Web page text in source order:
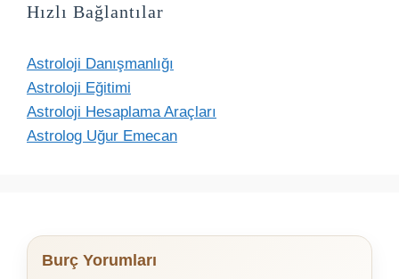
Hızlı Bağlantılar
Astroloji Danışmanlığı
Astroloji Eğitimi
Astroloji Hesaplama Araçları
Astrolog Uğur Emecan
Burç Yorumları